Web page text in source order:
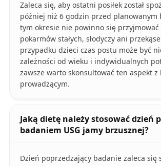
Zaleca się, aby ostatni posiłek został
później niż 6 godzin przed planowanym
tym okresie nie powinno się przyjmować
pokarmów stałych, słodyczy ani
przypadku dzieci czas postu może być
zależności od wieku i indywidualnych
zawsze warto skonsultować ten aspekt z
prowadzącym.
Jaką dietę należy stosować dzień
badaniem USG jamy brzusznej?
Dzień poprzedzający badanie zaleca się